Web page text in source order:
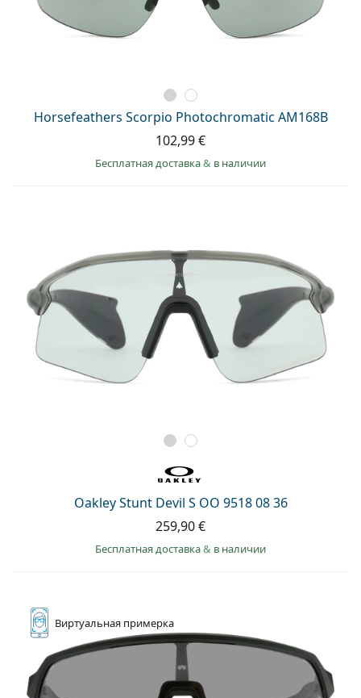
Horsefeathers Scorpio Photochromatic AM168B
102,99 €
Бесплатная доставка& в наличии
Oakley Stunt Devil S OO 9518 08 36
259,90 €
Бесплатная доставка& в наличии
Виртуальная примерка